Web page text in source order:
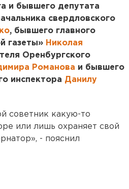
и бывшего депутата
свердловского
, бывшего главного
газеты» Николая
Оренбургского
Романова и бывшего
инспектора Данилу
советник какую-то
или лишь охраняет свой
- пояснил